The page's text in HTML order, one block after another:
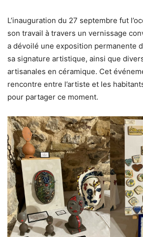
L’inauguration du 27 septembre fut
son travail à travers un vernissage
a dévoilé une exposition permanente
sa signature artistique, ainsi que
artisanales en céramique. Cet
rencontre entre l’artiste et les
pour partager ce moment.